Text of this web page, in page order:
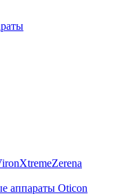
XtremeZerena
аппараты Oticon